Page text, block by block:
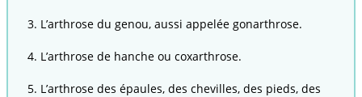
L’arthrose du genou, aussi appelée gonarthrose.
L’arthrose de hanche ou coxarthrose.
L’arthrose des épaules, des chevilles, des pieds, des